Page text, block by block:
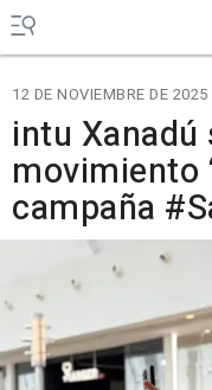
12 DE NOVIEMBRE DE 2025
intu Xanadú
movimiento
campaña